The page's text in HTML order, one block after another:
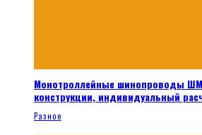
Монотроллейные шинопроводы
конструкции, индивидуальный
Разное